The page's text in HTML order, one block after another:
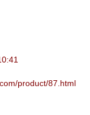
product/87.html